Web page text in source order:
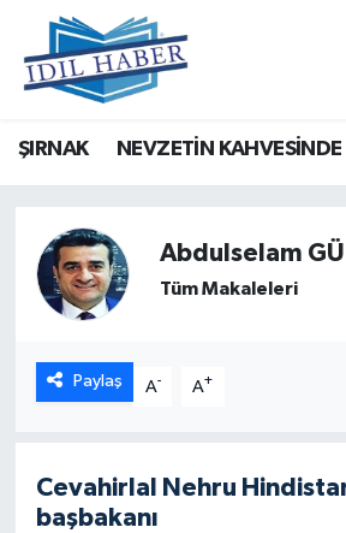
ŞIRNAK NEVZETİN
Abdulselam
Tüm Makaleleri
Paylaş A- A+
Cevahirlal Nehru
başbakanı
Nöbetçi Eczaneler
Hava Durumu
Süper Lig Puan Durumu ve
Son Dakika Haberleri